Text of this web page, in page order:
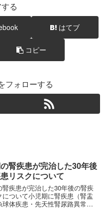
る
はてブ
コピー
フォローする
腎疾患が完治した30年後
リスクについて
腎疾患が完治した30年後の腎疾
について小児期に腎疾患（腎盂
球体疾患・先天性腎尿路異常）